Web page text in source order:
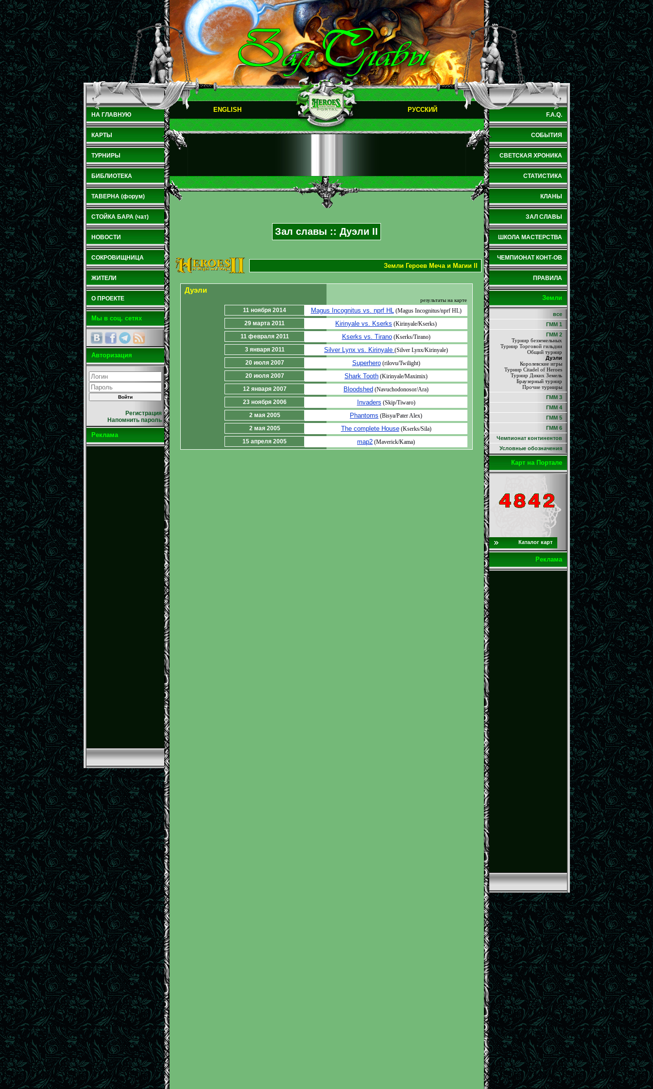
НА ГЛАВНУЮ
КАРТЫ
ТУРНИРЫ
БИБЛИОТЕКА
ТАВЕРНА (форум)
СТОЙКА БАРА (чат)
НОВОСТИ
СОКРОВИЩНИЦА
ЖИТЕЛИ
О ПРОЕКТЕ
Мы в соц. сетях
Авторизация
Регистрация
Напомнить пароль
Реклама
ENGLISH РУССКИЙ
Зал славы :: Дуэли II
Земли Героев Меча и Магии II
Дуэли
результаты на карте
11 ноября 2014 Magus Incognitus vs. nprf HL
(Magus Incognitus/nprf HL)
29 марта 2011
Kirinyale vs. Kserks (Kirinyale/Kserks)
11 февраля 2011
Kserks vs. Tirano(Kserks/Tirano)
3 января 2011
Silver Lynx vs. Kirinyale (Silver Lynx/Kirinyale)
20 июля 2007
Superhero(rilovu/Twilight)
20 июля 2007
Shark Tooth (Kirinyale/Maximix)
12 января 2007
Bloodshed (Navuchodonosor/Ara)
23 ноября 2006
Invaders (Skip/Tiwaro)
2 мая 2005
Phantoms (Bisya/Pater Alex)
2 мая 2005
The complete House(Kserks/Sila)
15 апреля 2005
map2 (Maverick/Kama)
F.A.Q.
СОБЫТИЯ
СВЕТСКАЯ ХРОНИКА
СТАТИСТИКА
КЛАНЫ
ЗАЛ СЛАВЫ
ШКОЛА МАСТЕРСТВА
ЧЕМПИОНАТ КОНТ-ОВ
ПРАВИЛА
Земли
все
ГММ 1
ГММ 2
Турнир безземельных
Турнир Торговой гильдии
Общий турнир
Дуэли
Королевские игры
Турнир Citadel of Heroes
Турнир Диких Земель
Браузерный турнир
Прочие турниры
ГММ 3
ГММ 4
ГММ 5
ГММ 6
Чемпионат континентов
Условные обозначения
Карт на Портале
Каталог карт
Реклама